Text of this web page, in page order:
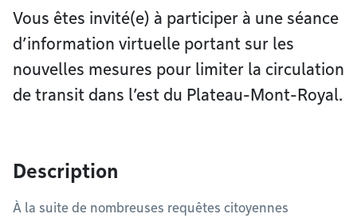
Vous êtes invité(e) à participer à une séance
d’information virtuelle portant sur les
nouvelles mesures pour limiter la circulation
de transit dans l’est du Plateau-Mont-Royal.
Description
À la suite de nombreuses requêtes citoyennes